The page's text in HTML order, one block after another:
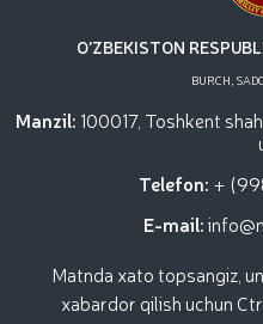
O'ZBEKISTON
BURCH,
Manzil: 100017, Toshkent
Telefon: +
E-mail:
Matnda xato topsangiz,
xabardor qilish uchun